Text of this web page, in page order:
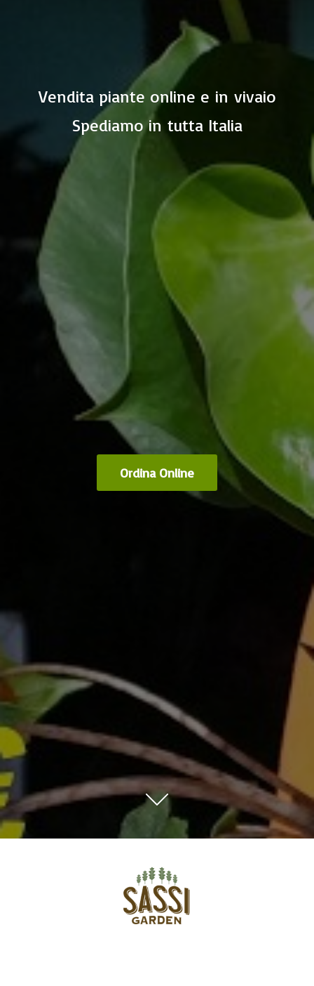
Vendita piante online e in vivaio
Spediamo in tutta Italia
Ordina Online